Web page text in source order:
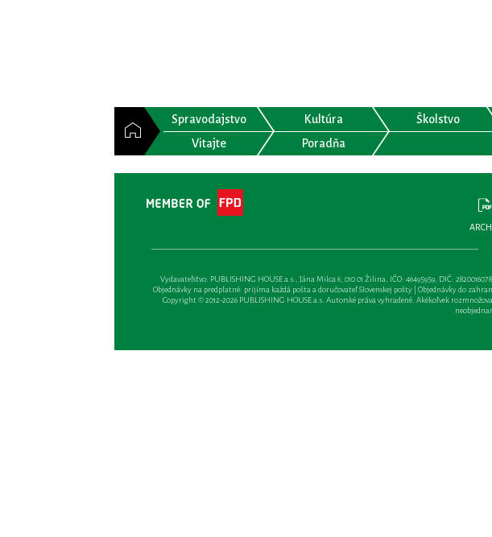
Spravodajstvo Kultúra Školstvo
Vitajte
Poradňa
Vydavateľsťvo: PUBLISHING HOUSE a.s., Jána Milca 6, 010 01 Žilina, IČO: 46495959, DIČ:
Objednávky na predplatné: prijíma každá pošta a doručovateľ Slovenskej pošty | Objednávky do
Copyright © 2012-2026 PUBLISHING HOUSE a.s. Autorské práva vyhradené. Akékoľvek